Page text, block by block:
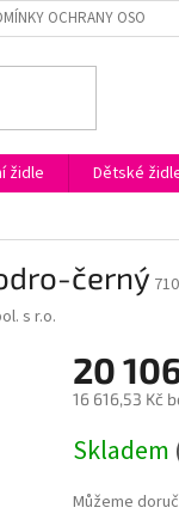
OCHRANY
židle Dětské
černý
s r.o.
20
16 616,53 Kč
cena:
Skladem
Můžeme